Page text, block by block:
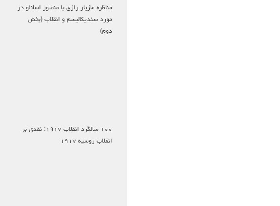
مناظره مازیار رازی با منصور اسانلو در
مورد سندیکالیسم و انقلاب (بخش
دوم)
۱۰۰ سالگرد انقلاب ۱۹۱۷: نقدی بر
انقلاب روسیه ۱۹۱۷